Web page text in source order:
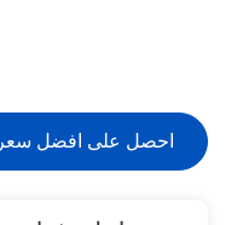
احصل على افضل سعر